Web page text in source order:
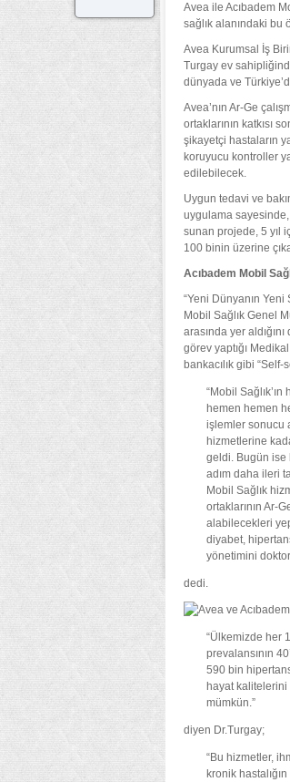
Avea ile Acıbadem
sağlık alanındaki bu
Avea Kurumsal İş
Turgay ev
dünyada ve
Avea’nın Ar-Ge
ortaklarının katkısı
şikayetçi hastaların
koruyucu kontroller
edilebilecek.
Uygun tedavi ve
uygulama
sunan projede, 5 yıl
100 binin üzerine
Acıbadem Mobil
“Yeni Dünyanın Yeni
Mobil Sağlık Genel
arasında yer
görev yaptığı
bankacılık gibi “Self-
“Mobil
hemen hemen
işlemler sonucu
hizmetlerine
geldi. Bugün ise
adım daha ileri
Mobil Sağlık
ortaklarının Ar-
alabilecekleri
diyabet,
yönetimini
dedi.
“Ülkemizde her
prevalansının
590 bin
hayat kalitelerini
mümkün.”
diyen Dr.Turgay;
“Bu hizmetler,
kronik